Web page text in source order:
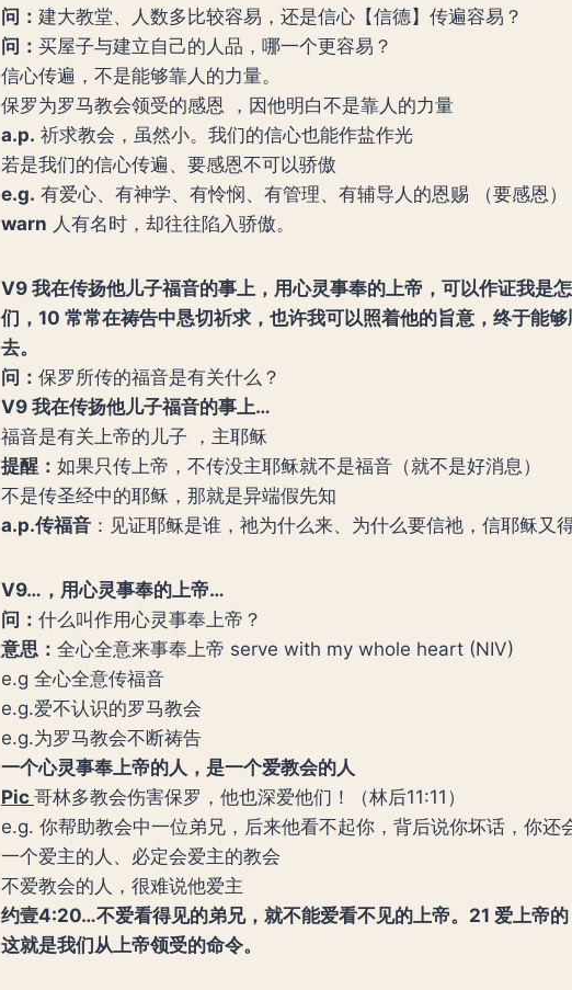
问： 建大教堂、人数多比较容易，还是信心【信德】传遍容易？
问： 买屋子与建立自己的人品，哪一个更容易？
信心传遍，不是能够靠人的力量。
保罗为罗马教会领受的感恩 ，因他明白不是靠人的力量
a.p. 祈求教会，虽然小。我们的信心也能作盐作光
若是我们的信心传遍、要感恩不可以骄傲
e.g. 有爱心、有神学、有怜悯、有管理、有辅导人的恩赐 （要感恩）
warn 人有名时，却往往陷入骄傲。
V9 我在传扬他儿子福音的事上，用心灵事奉的上帝，可以作证我是
们，10 常常在祷告中恳切祈求，也许我可以照着他的旨意，终于能
去。
问： 保罗所传的福音是有关什么？
V9 我在传扬他儿子福音的事上…
福音是有关上帝的儿子 ，主耶稣
提醒： 如果只传上帝，不传没主耶稣就不是福音（就不是好消息）
不是传圣经中的耶稣，那就是异端假先知
a.p.传福音 ：见证耶稣是谁，祂为什么来、为什么要信祂，信耶稣又
V9…，用心灵事奉的上帝…
问： 什么叫作用心灵事奉上帝？
意思： 全心全意来事奉上帝 serve with my whole heart (NIV)
e.g 全心全意传福音
e.g.爱不认识的罗马教会
e.g.为罗马教会不断祷告
一个心灵事奉上帝的人，是一个爱教会的人
Pic 哥林多教会伤害保罗，他也深爱他们！（林后11:11）
e.g. 你帮助教会中一位弟兄，后来他看不起你，背后说你坏话，你还
一个爱主的人、必定会爱主的教会
不爱教会的人，很难说他爱主
约壹4:20…不爱看得见的弟兄，就不能爱看不见的上帝。21 爱上帝
这就是我们从上帝领受的命令。